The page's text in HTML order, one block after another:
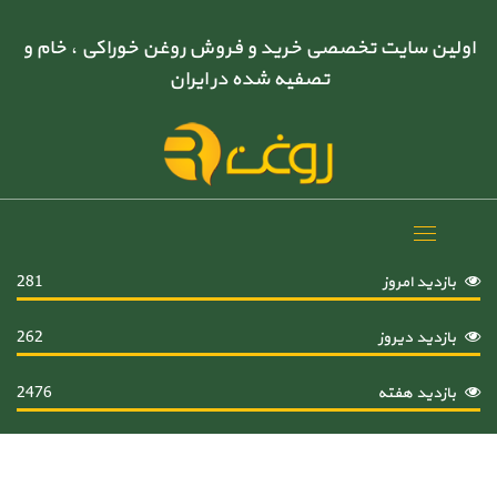
اولین سایت تخصصی خرید و فروش روغن خوراکی ، خام و
تصفیه شده در ایران
Toggle
بازدید امروز
281
بازدید دیروز 262
بازدید هفته 2476